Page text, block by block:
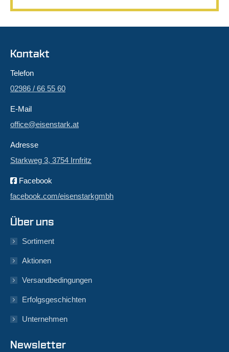
Kontakt
Telefon
02986 / 66 55 60
E-Mail
office@eisenstark.at
Adresse
Starkweg 3, 3754 Irnfritz
Facebook
facebook.com/eisenstarkgmbh
Über uns
Sortiment
Aktionen
Versandbedingungen
Erfolgsgeschichten
Unternehmen
Newsletter